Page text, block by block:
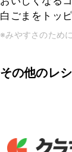
白ごまをトッ
※みやすさのため
その他のレ